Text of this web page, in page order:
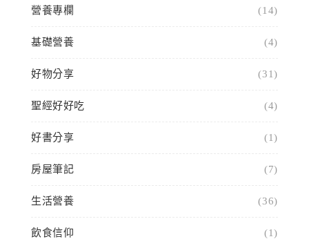
營養專欄 (14)
基礎營養 (4)
好物分享 (31)
聖經好好吃 (4)
好書分享 (1)
房屋筆記 (7)
生活營養 (36)
飲食信仰 (1)